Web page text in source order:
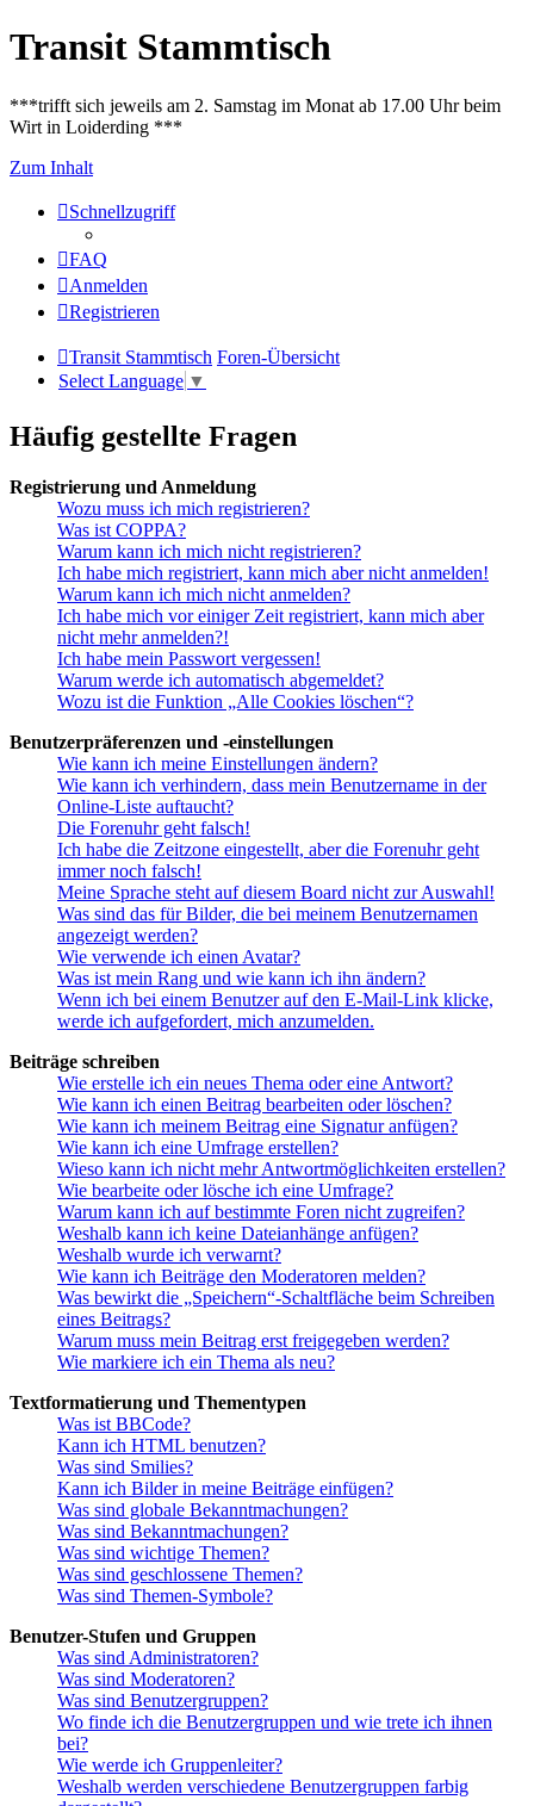
Transit Stammtisch
***trifft sich jeweils am 2. Samstag im Monat ab 17.00 Uhr beim
Wirt in Loiderding ***
Zum Inhalt
Schnellzugriff
FAQ
Anmelden
Registrieren
Transit Stammtisch Foren-Übersicht
Select Language ▼
Häufig gestellte Fragen
Registrierung und Anmeldung
Wozu muss ich mich registrieren?
Was ist COPPA?
Warum kann ich mich nicht registrieren?
Ich habe mich registriert, kann mich aber nicht anmelden!
Warum kann ich mich nicht anmelden?
Ich habe mich vor einiger Zeit registriert, kann mich aber
nicht mehr anmelden?!
Ich habe mein Passwort vergessen!
Warum werde ich automatisch abgemeldet?
Wozu ist die Funktion „Alle Cookies löschen“?
Benutzerpräferenzen und -einstellungen
Wie kann ich meine Einstellungen ändern?
Wie kann ich verhindern, dass mein Benutzername in der
Online-Liste auftaucht?
Die Forenuhr geht falsch!
Ich habe die Zeitzone eingestellt, aber die Forenuhr geht
immer noch falsch!
Meine Sprache steht auf diesem Board nicht zur Auswahl!
Was sind das für Bilder, die bei meinem Benutzernamen
angezeigt werden?
Wie verwende ich einen Avatar?
Was ist mein Rang und wie kann ich ihn ändern?
Wenn ich bei einem Benutzer auf den E-Mail-Link klicke,
werde ich aufgefordert, mich anzumelden.
Beiträge schreiben
Wie erstelle ich ein neues Thema oder eine Antwort?
Wie kann ich einen Beitrag bearbeiten oder löschen?
Wie kann ich meinem Beitrag eine Signatur anfügen?
Wie kann ich eine Umfrage erstellen?
Wieso kann ich nicht mehr Antwortmöglichkeiten erstellen?
Wie bearbeite oder lösche ich eine Umfrage?
Warum kann ich auf bestimmte Foren nicht zugreifen?
Weshalb kann ich keine Dateianhänge anfügen?
Weshalb wurde ich verwarnt?
Wie kann ich Beiträge den Moderatoren melden?
Was bewirkt die „Speichern“-Schaltfläche beim Schreiben
eines Beitrags?
Warum muss mein Beitrag erst freigegeben werden?
Wie markiere ich ein Thema als neu?
Textformatierung und Thementypen
Was ist BBCode?
Kann ich HTML benutzen?
Was sind Smilies?
Kann ich Bilder in meine Beiträge einfügen?
Was sind globale Bekanntmachungen?
Was sind Bekanntmachungen?
Was sind wichtige Themen?
Was sind geschlossene Themen?
Was sind Themen-Symbole?
Benutzer-Stufen und Gruppen
Was sind Administratoren?
Was sind Moderatoren?
Was sind Benutzergruppen?
Wo finde ich die Benutzergruppen und wie trete ich ihnen
bei?
Wie werde ich Gruppenleiter?
Weshalb werden verschiedene Benutzergruppen farbig